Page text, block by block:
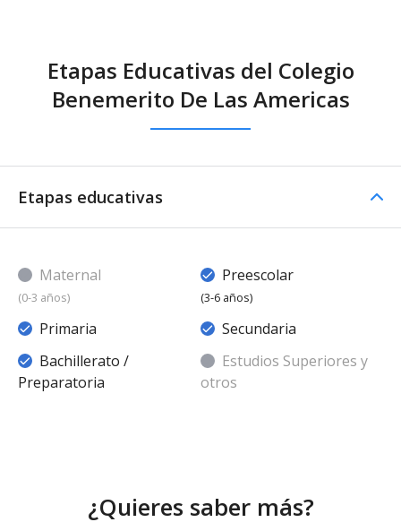
Etapas Educativas del Colegio
Benemerito De Las Americas
Etapas educativas
Maternal
(0-3 años)
Preescolar
(3-6 años)
Primaria
Secundaria
Bachillerato /
Preparatoria
Estudios Superiores y
otros
¿Quieres saber más?